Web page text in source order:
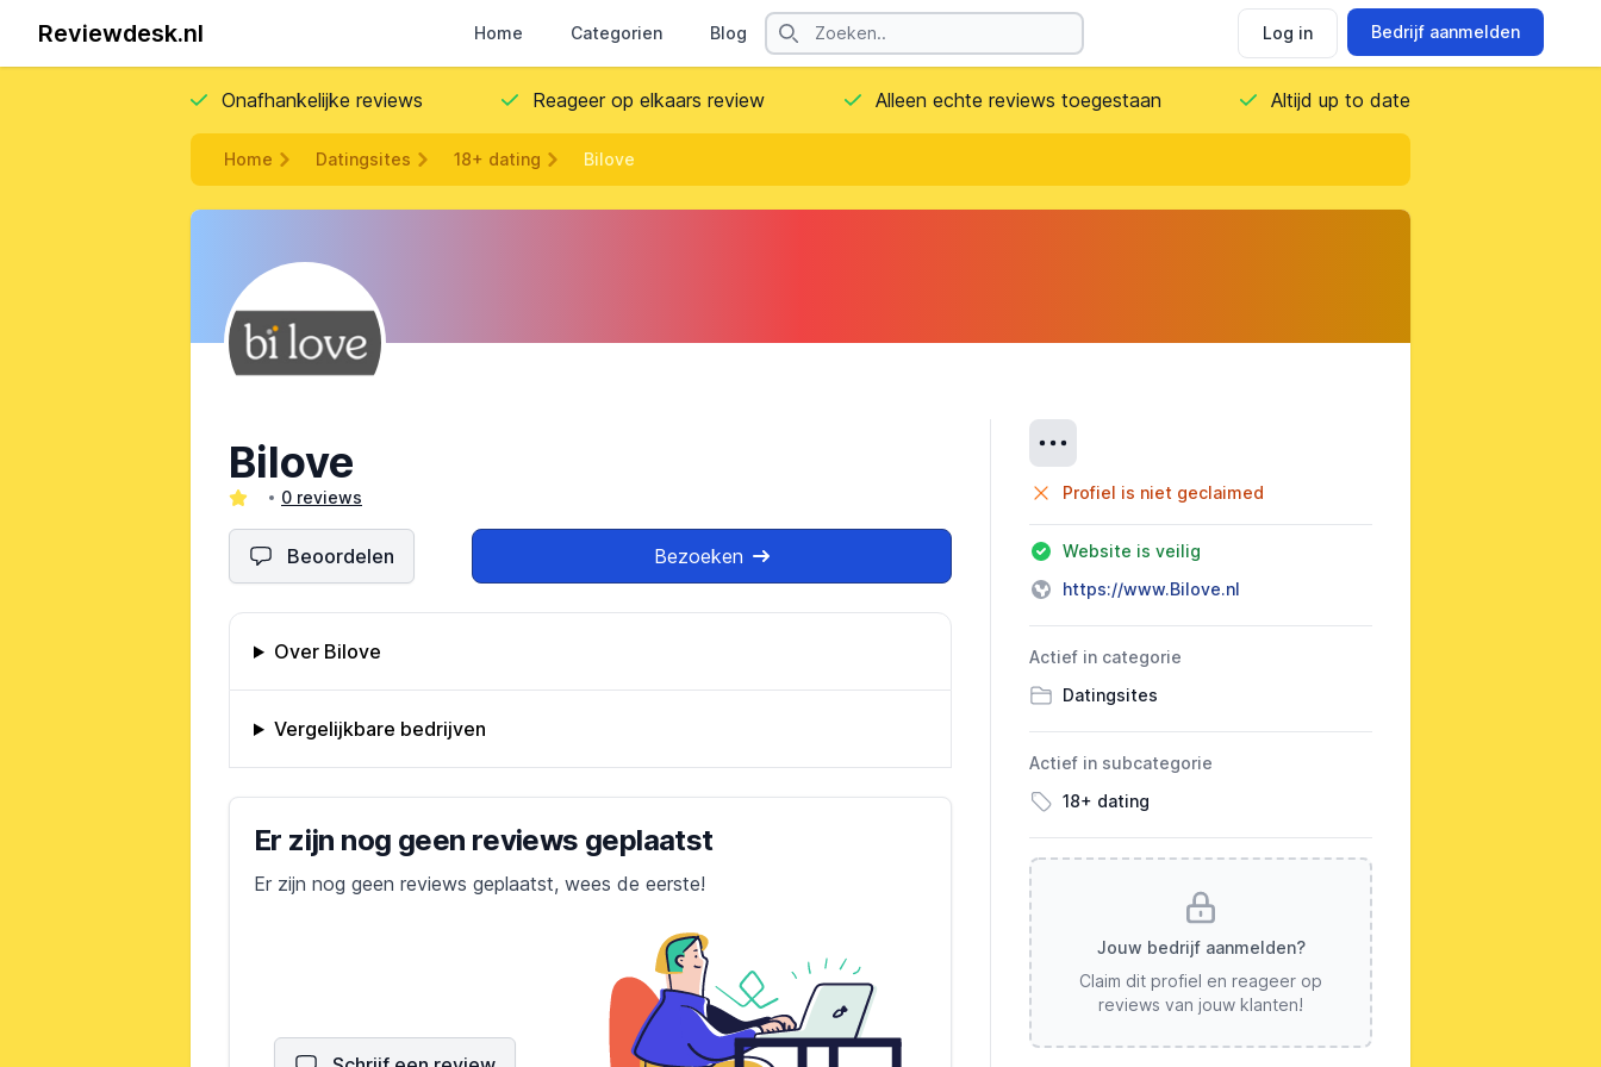
Reviewdesk.nl Home Categorien Blog Contact
Search
Log in Bedrijf aanmelden
Onafhankelijke reviews Reageer op elkaars review Alleen echte reviews toegestaan Altijd up to date
Home Datingsites 18+ dating Bilove
Bilove
0 reviews
Beoordelen Bezoeken
Omschrijving bedrijf
Over Bilove
Vergelijkbare bedrijven
Bedrijfs reviews
Er zijn nog geen reviews geplaatst
Er zijn nog geen reviews geplaatst, wees de eerste!
Profiel is niet geclaimed
Website is veilig
https://www.Bilove.nl
Actief in categorie
Datingsites
Actief in subcategorie
18+ dating
Jouw bedrijf aanmelden?
Claim dit profiel en reageer op
reviews van jouw klanten!